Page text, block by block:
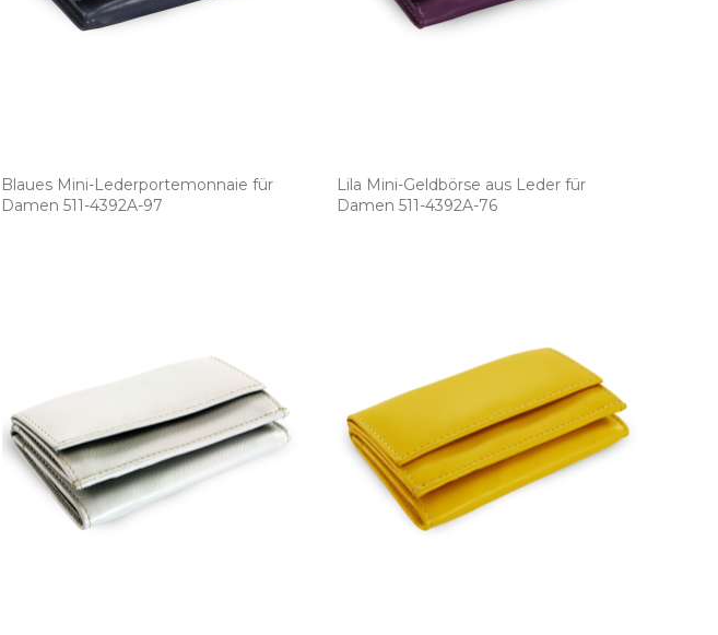
Blaues Mini­-Lederportemonnaie für
Damen 511­-4392A­-97
Lila Mini­-Geldbörse aus Leder für
Damen 511­-4392A­-76